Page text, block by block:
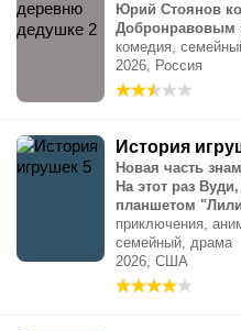
Юрий Стоянов
Добронравовым
комедия,
2026, Россия
История
Новая часть
На этот раз
планшетом
приключения,
семейный, драма
2026, США